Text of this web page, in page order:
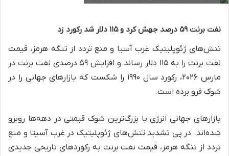
نفت برنت ۵۹ درصد جهش کرد و ۱۱۵ دلار شد رکورد زد
تنش‌های ژئوپلیتیک غرب آسیا و منع تردد از تنگه هرمز، قیمت
نفت برنت را به ۱۱۵ دلار رساند و افزایش ۵۹ درصدی نفت برنت در
مارس ۲۰۲۶، رکورد سال ۱۹۹۰ را شکست که بازارهای جهانی را در
شوک فرو برده است.
بازارهای جهانی انرژی با بزرگ‌ترین شوک قیمتی در دهه‌ها روبرو
شده‌اند. در پی تشدید تنش‌های ژئوپلیتیک در غرب آسیتا و منع
تردد از تنگه هرمز، قیمت نفت برنت به رکوردهای تاریخی جدیدی